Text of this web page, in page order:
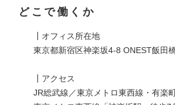
どこで働くか
┃オフィス所在地
東京都新宿区神楽坂4-8 ONEST飯田
┃アクセス
JR総武線／東京メトロ東西線・有楽